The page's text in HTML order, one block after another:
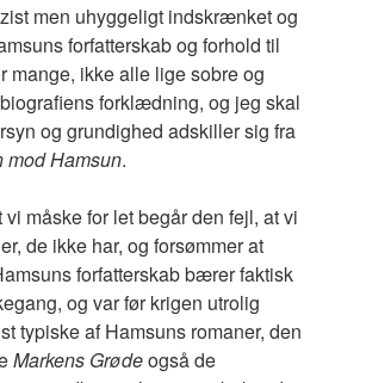
men uhyggeligt indskrænket og
forfatterskab og forhold til
mange, ikke alle lige sobre og
forklædning, og jeg skal
og grundighed adskiller sig fra
mod Hamsun.
måske for let begår den fejl, at vi
de ikke har, og forsømmer at
forfatterskab bærer faktisk
og var før krigen utrolig
typiske af Hamsuns romaner, den
Markens Grødeogså de